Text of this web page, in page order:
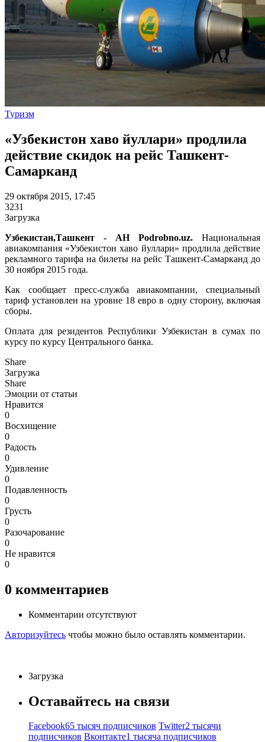
Туризм
«Узбекистон хаво йуллари» продлила
действие скидок на рейс Ташкент-
Самарканд
29 октября 2015, 17:45
3231
Загрузка
Узбекистан,Ташкент - АН Podrobno.uz. Национальная
авиакомпания «Узбекистон хаво йуллари» продлила действие
рекламного тарифа на билеты на рейс Ташкент-Самарканд до
30 ноября 2015 года.
Как сообщает пресс-служба авиакомпании, специальный
тариф установлен на уровне 18 евро в одну сторону, включая
сборы.
Оплата для резидентов Республики Узбекистан в сумах по
курсу по курсу Центрального банка.
Share
Загрузка
Share
Эмоции от статьи
Нравится
0
Восхищение
0
Радость
0
Удивление
0
Подавленность
0
Грусть
0
Разочарование
0
Не нравится
0
0 комментариев
Комментарии отсутствуют
Авторизуйтесь чтобы можно было оставлять комментарии.
Загрузка
Оставайтесь на связи
Facebook65 тысяч подписчиков Twitter2 тысячи
подписчиков Вконтакте1 тысяча подписчиков